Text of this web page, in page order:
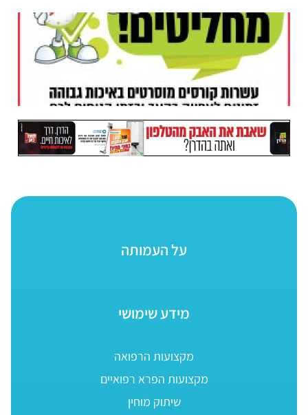
על העמותה
מידע שימושי
מקצועות הרפואה
מקצועות הפרא רפואיים
שיתוק מוחין